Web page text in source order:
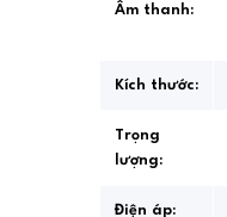
Âm thanh:
Kích thước:
Trọng
lượng:
Điện áp: